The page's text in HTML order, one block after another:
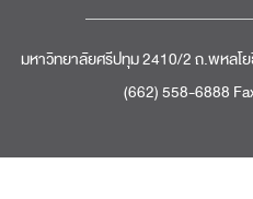
มหาวิทยาลัยศรีปทุม 2410/2 ถ.พหลโ
(662) 558-6888